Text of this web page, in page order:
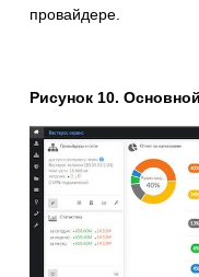
провайдере.
Рисунок 10.